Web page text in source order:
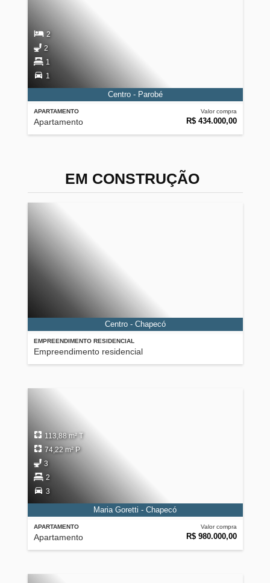
APARTAMENTO
Apartamento
Valor compra
R$ 434.000,00
2
2
1
1
Centro - Parobé
EM CONSTRUÇÃO
EMPREENDIMENTO RESIDENCIAL
Empreendimento residencial
Centro - Chapecó
APARTAMENTO
Apartamento
Valor compra
R$ 980.000,00
113,88 m² T
74,22 m² P
3
2
3
Maria Goretti - Chapecó